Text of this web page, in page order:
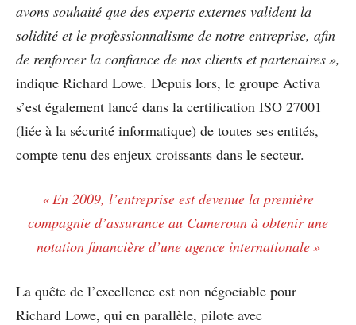
avons souhaité que des experts externes valident la
solidité et le professionnalisme de notre entreprise, afin
de renforcer la confiance de nos clients et partenaires »,
indique Richard Lowe. Depuis lors, le groupe Activa
s’est également lancé dans la certification ISO 27001
(liée à la sécurité informatique) de toutes ses entités,
compte tenu des enjeux croissants dans le secteur.
« En 2009, l’entreprise est devenue la première
compagnie d’assurance au Cameroun à obtenir une
notation financière d’une agence internationale »
La quête de l’excellence est non négociable pour
Richard Lowe, qui en parallèle, pilote avec